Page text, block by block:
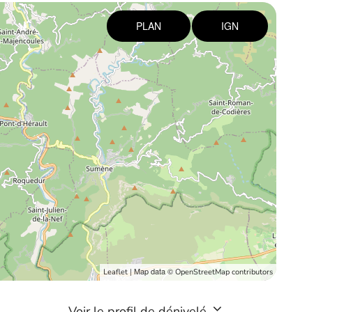
PLAN IGN
Leaflet| Map data ©OpenStreetMap contributors